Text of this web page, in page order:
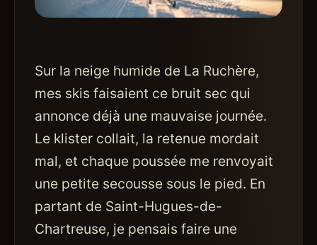
Sur la neige humide de La Ruchère,
mes skis faisaient ce bruit sec qui
annonce déjà une mauvaise journée.
Le klister collait, la retenue mordait
mal, et chaque poussée me renvoyait
une petite secousse sous le pied. En
partant de Saint-Hugues-de-
Chartreuse, je pensais faire une